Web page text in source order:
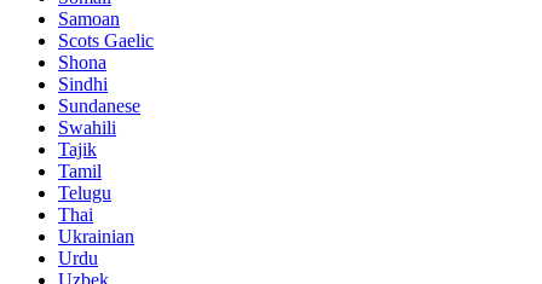
Samoan
Scots Gaelic
Shona
Sindhi
Sundanese
Swahili
Tajik
Tamil
Telugu
Thai
Ukrainian
Urdu
Uzbek